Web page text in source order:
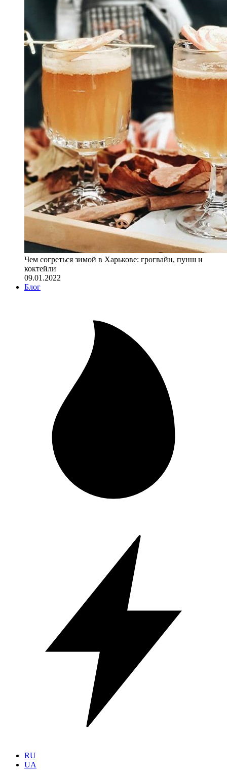
Чем согреться зимой в Харькове: грогвайн, пунш и
коктейли
09.01.2022
Блог
RU
UA